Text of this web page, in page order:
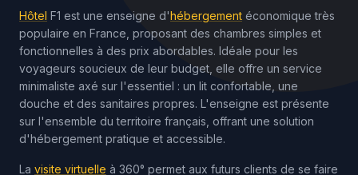
Hôtel F1 est une enseigne d'hébergement économique très
populaire en France, proposant des chambres simples et
fonctionnelles à des prix abordables. Idéale pour les
voyageurs soucieux de leur budget, elle offre un service
minimaliste axé sur l'essentiel : un lit confortable, une
douche et des sanitaires propres. L'enseigne est présente
sur l'ensemble du territoire français, offrant une solution
d'hébergement pratique et accessible.
La visite virtuelle à 360° permet aux futurs clients de se faire